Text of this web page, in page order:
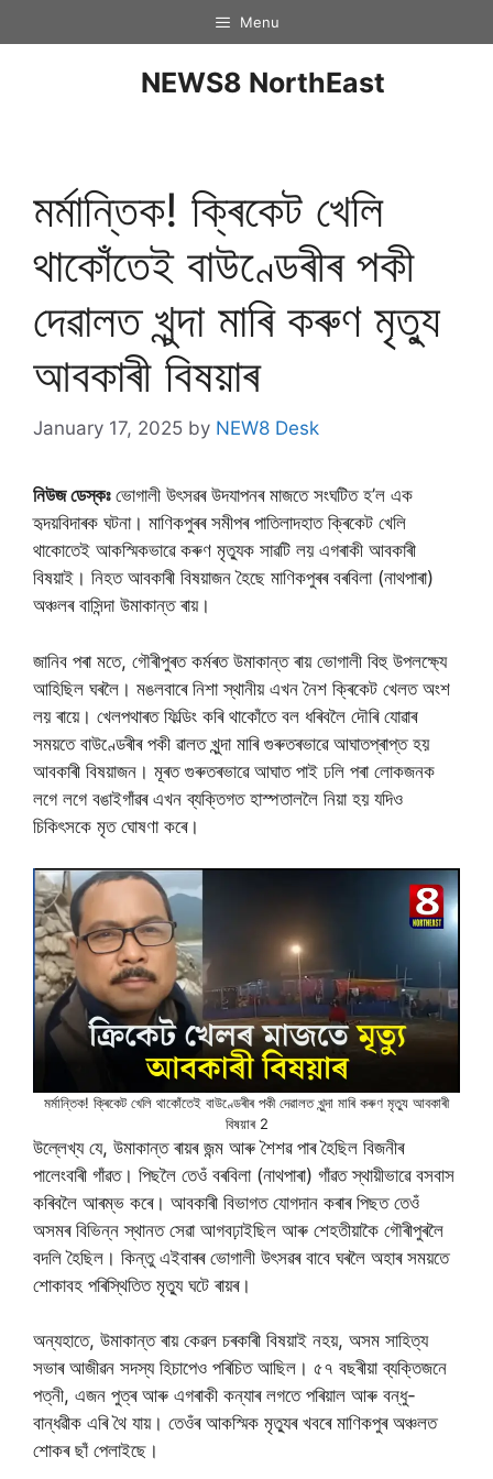
Menu
NEWS8 NorthEast
মৰ্মান্তিক! ক্ৰিকেট খেলি
থাকোঁতেই বাউণ্ডেৰীৰ পকী
দেৱালত খুন্দা মাৰি কৰুণ মৃত্যু
আবকাৰী বিষয়াৰ
January 17, 2025 by NEW8 Desk
নিউজ ডেস্কঃভোগালী উৎসৱৰ উদযাপনৰ মাজতে সংঘটিত হ’ল এক
হৃদয়বিদাৰক ঘটনা। মাণিকপুৰৰ সমীপৰ পাতিলাদহাত ক্ৰিকেট খেলি
থাকোতেই আকস্মিকভাৱে কৰুণ মৃত্যুক সাৱটি লয় এগৰাকী আবকাৰী
বিষয়াই। নিহত আবকাৰী বিষয়াজন হৈছে মাণিকপুৰৰ বৰবিলা (নাথপাৰা)
অঞ্চলৰ বাসিন্দা উমাকান্ত ৰায়।
জানিব পৰা মতে, গৌৰীপুৰত কৰ্মৰত উমাকান্ত ৰায় ভোগালী বিহু উপলক্ষ্যে
আহিছিল ঘৰলৈ। মঙলবাৰে নিশা স্থানীয় এখন নৈশ ক্ৰিকেট খেলত অংশ
লয় ৰায়ে। খেলপথাৰত ফিল্ডিং কৰি থাকোঁতে বল ধৰিবলৈ দৌৰি যোৱাৰ
সময়তে বাউণ্ডেৰীৰ পকী ৱালত খুন্দা মাৰি গুৰুতৰভাৱে আঘাতপ্ৰাপ্ত হয়
আবকাৰী বিষয়াজন। মূৰত গুৰুতৰভাৱে আঘাত পাই ঢলি পৰা লোকজনক
লগে লগে বঙাইগাঁৱৰ এখন ব্যক্তিগত হাস্পতাললৈ নিয়া হয় যদিও
চিকিৎসকে মৃত ঘোষণা কৰে।
মৰ্মান্তিক! ক্ৰিকেট খেলি থাকোঁতেই বাউণ্ডেৰীৰ পকী দেৱালত খুন্দা মাৰি কৰুণ মৃত্যু আবকাৰী
বিষয়াৰ 2
উল্লেখ্য যে, উমাকান্ত ৰায়ৰ জন্ম আৰু শৈশৱ পাৰ হৈছিল বিজনীৰ
পালেংবাৰী গাঁৱত। পিছলৈ তেওঁ বৰবিলা (নাথপাৰা) গাঁৱত স্থায়ীভাৱে বসবাস
কৰিবলৈ আৰম্ভ কৰে। আবকাৰী বিভাগত যোগদান কৰাৰ পিছত তেওঁ
অসমৰ বিভিন্ন স্থানত সেৱা আগবঢ়াইছিল আৰু শেহতীয়াকৈ গৌৰীপুৰলৈ
বদলি হৈছিল। কিন্তু এইবাৰৰ ভোগালী উৎসৱৰ বাবে ঘৰলৈ অহাৰ সময়তে
শোকাবহ পৰিস্থিতিত মৃত্যু ঘটে ৰায়ৰ।
অন্যহাতে, উমাকান্ত ৰায় কেৱল চৰকাৰী বিষয়াই নহয়, অসম সাহিত্য
সভাৰ আজীৱন সদস্য হিচাপেও পৰিচিত আছিল। ৫৭ বছৰীয়া ব্যক্তিজনে
পত্নী, এজন পুত্ৰ আৰু এগৰাকী কন্যাৰ লগতে পৰিয়াল আৰু বন্ধু-
বান্ধৱীক এৰি থৈ যায়। তেওঁৰ আকস্মিক মৃত্যুৰ খবৰে মাণিকপুৰ অঞ্চলত
শোকৰ ছাঁ পেলাইছে।